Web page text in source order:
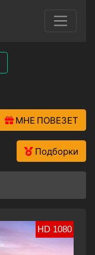
МНЕ ПОВЕЗЕТ
Подборки
HD 1080